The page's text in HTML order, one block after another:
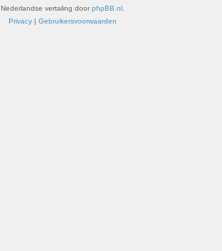
Nederlandse vertaling door phpBB.nl
Privacy | Gebruikersvoorwaarden